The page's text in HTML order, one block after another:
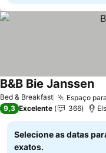
Bed & Breakfast Espaço
B&B Bie Janssen
9,3 Excelente 366
Selecione as datas
exatos.